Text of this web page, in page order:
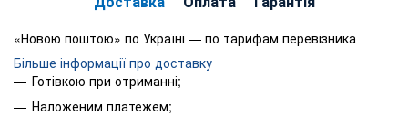
«Новою поштою» по Україні — по тарифам перевізника
Більше інформації про доставку
Готівкою при отриманні;
Наложеним платежем;